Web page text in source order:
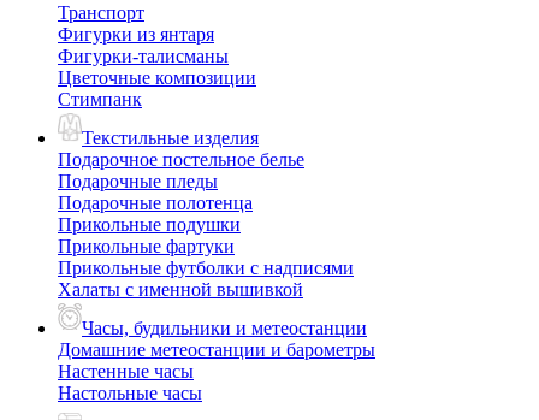
Транспорт
Фигурки из янтаря
Фигурки-талисманы
Цветочные композиции
Стимпанк
Текстильные изделия
Подарочное постельное белье
Подарочные пледы
Подарочные полотенца
Прикольные подушки
Прикольные фартуки
Прикольные футболки с надписями
Халаты с именной вышивкой
Часы, будильники и метеостанции
Домашние метеостанции и барометры
Настенные часы
Настольные часы